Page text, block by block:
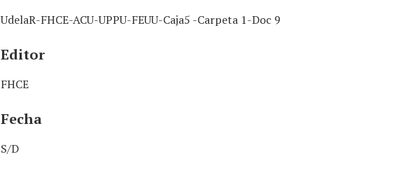
UdelaR-FHCE-ACU-UPPU-FEUU-Caja5 -Carpeta 1-Doc 9
Editor
FHCE
Fecha
S/D